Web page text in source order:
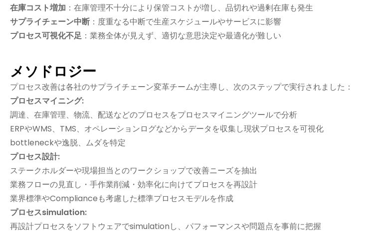
在庫コスト増加 ：在庫管理不十分により保管コストが増し、品切れや過剰在庫も発生
サプライチェーン中断 ：度重なる中断で生産スケジュールやサービスに影響
プロセス可視化不足 ：業務全体が見えず、適切な意思決定や最適化が難しい
メソドロジー
プロセス改善は各社のサプライチェーン変革チームが主導し、次のステップで実行されました：
プロセスマイニング:
調達、在庫管理、物流、配送などのプロセスをプロセスマイニングツールで分析
ERPやWMS、TMS、オペレーションログなどからデータを収集し現状プロセスを可視化
bottleneckや逸脱、ムダを特定
プロセス設計:
ステークホルダーや現場担当とのワークショップで改善ニーズを抽出
業務フローの見直し・手作業削減・効率化に向けてプロセスを再設計
業界標準やComplianceも考慮した標準プロセスモデルを作成
プロセスsimulation:
再設計プロセスをソフトウェアでsimulationし、パフォーマンスや問題点を事前に把握